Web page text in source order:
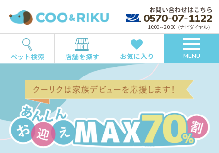
お問い合わせはこちら
0570-07-1122
10:00～20:00（ナビダイヤル）
ペット検索 店舗を探す お気に入り MENU